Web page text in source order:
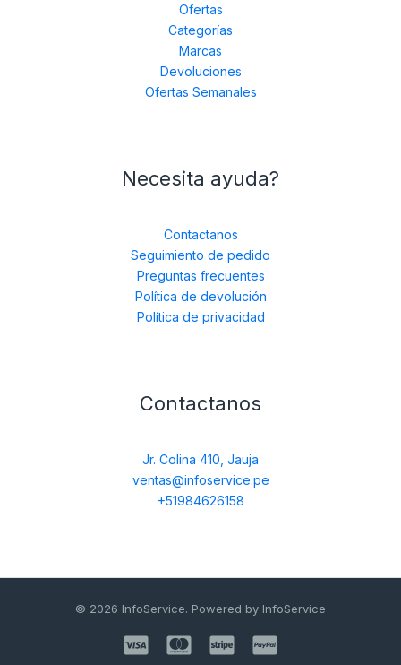
Ofertas
Categorías
Marcas
Devoluciones
Ofertas Semanales
Necesita ayuda?
Contactanos
Seguimiento de pedido
Preguntas frecuentes
Política de devolución
Política de privacidad
Contactanos
Jr. Colina 410, Jauja
ventas@infoservice.pe
+51984626158
© 2026 InfoService. Powered by InfoService